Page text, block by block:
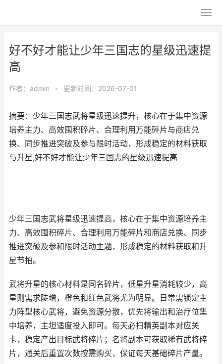
好不好才能让少年三国志的星级迅速提
高
作者： admin • 更新时间：2026-07-01
摘要：少年三国志武将星级迅速提升，核心在于集中资源
培养主力、高效囤积碎片、合理利用万能碎片与商店兑
换、同步推进突破及参与限时活动，形成稳定的材料获取
与升星,好不好才能让少年三国志的星级迅速提高
少年三国志武将星级迅速提高，核心在于集中资源培养主
力、高效囤积碎片、合理利用万能碎片和商店兑换、同步
推进突破及参和限时活动主题，形成稳定的材料获取和升
星节拍。
武将升星的核心材料是同名碎片，低星升星消耗较少，高
星则需求陡增，橙色和红色武将尤为明显。日常需锁定主
力阵型核心武将，避免资源分散，优先将输出和治疗位集
中培养，主坦适度投入即可。每天必扫精英副本对应关
卡，稳定产出目标武将碎片；名将副本可获取稀有武将碎
片，通关后重置次数按需购买，保证每天基础碎片产量。